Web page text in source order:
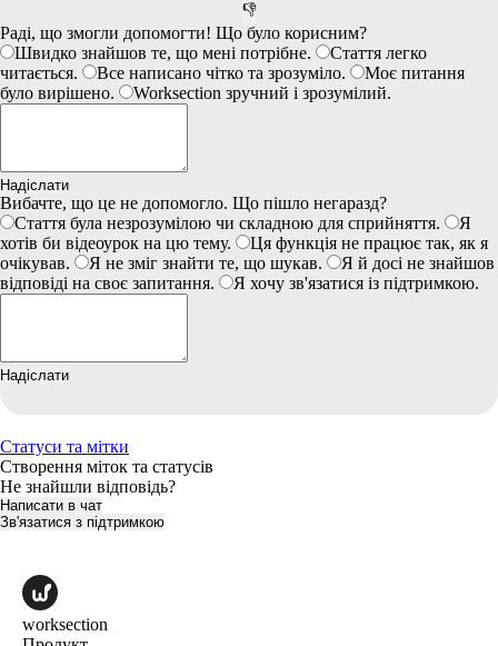
👎
Раді, що змогли допомогти! Що було корисним?
Швидко знайшов те, що мені потрібне.
Стаття легко
читається.
Все написано чітко та зрозуміло.
Моє питання
було вирішено.
Worksection зручний і зрозумілий.
Надіслати
Вибачте, що це не допомогло. Що пішло негаразд?
Стаття була незрозумілою чи складною для сприйняття.
Я
хотів би відеоурок на цю тему.
Ця функція не працює так, як я
очікував.
Я не зміг знайти те, що шукав.
Я й досі не знайшов
відповіді на своє запитання.
Я хочу зв'язатися із підтримкою.
Надіслати
Статуси та мітки
Створення міток та статусів
Не знайшли відповідь?
Написати в чат
Зв'язатися з підтримкою
worksection